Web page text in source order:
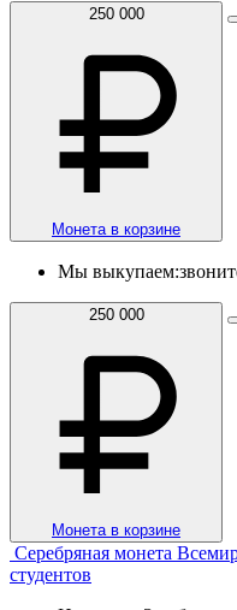
250 000
Монета в корзине
Мы выкупаем:
250 000
Монета в корзине
Серебряная монета
студентов